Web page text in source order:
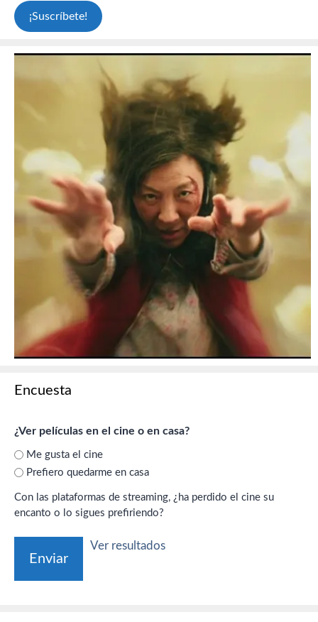
Encuesta
¿Ver películas en el cine o en casa?
Me gusta el cine
Prefiero quedarme en casa
Con las plataformas de streaming, ¿ha perdido el cine su
encanto o lo sigues prefiriendo?
Ver resultados